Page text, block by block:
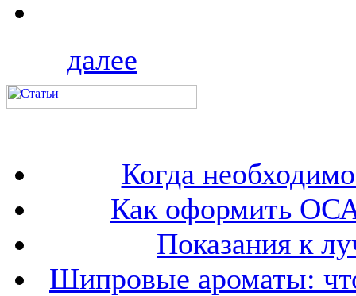
далее
Когда
Как оформить
Показания к
Шипровые ароматы: